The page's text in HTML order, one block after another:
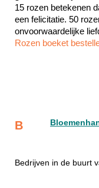
15 rozen betekenen
een felicitatie. 50
Rozen boeket
B
Bedrijven in de buurt